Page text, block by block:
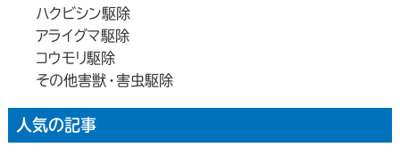
ハクビシン駆除
アライグマ駆除
コウモリ駆除
その他害獣・害虫駆除
人気の記事